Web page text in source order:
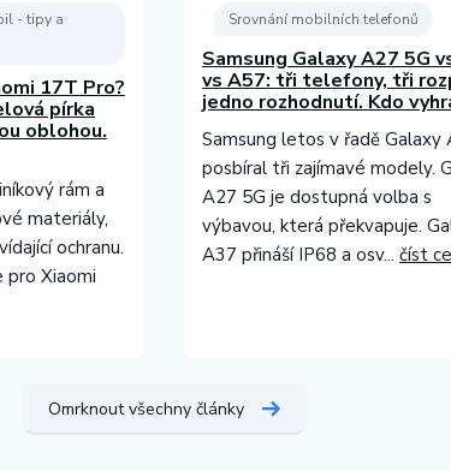
- tipy a
17T Pro?
pírka
oblohou.
rám a
materiály,
ochranu.
pro Xiaomi
Srovnání mobilních telefonů
Samsung Galaxy A27 5G
vs A57: tři telefony, tři
jedno rozhodnutí. Kdo
Samsung letos v řadě Galaxy
posbíral tři zajímavé modely.
A27 5G je dostupná volba s
výbavou, která překvapuje.
A37 přináší IP68 a osv... číst
Omrknout všechny články